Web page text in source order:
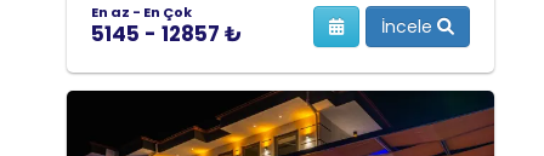
En az - En Çok
5145 - 12857 ₺ İncele